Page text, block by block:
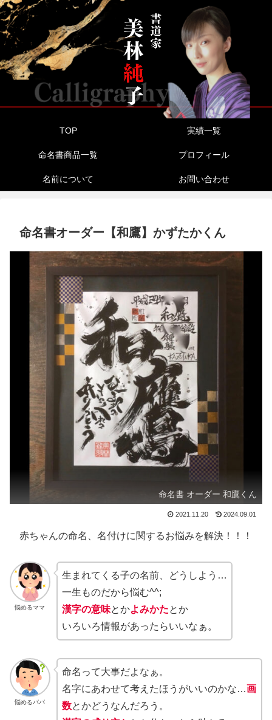
TOP 実績一覧
命名書商品一覧 プロフィール
名前について お問い合わせ
命名書オーダー【和鷹】かずたかくん
命名書 オーダー 和鷹くん
2021.11.20 2024.09.01
赤ちゃんの命名、名付けに関するお悩みを解決！！！
悩めるママ
生まれてくる子の名前、どうしよう…
一生ものだから悩む^^;
漢字の意味とかよみかたとか
いろいろ情報があったらいいなぁ。
悩めるパパ
命名って大事だよなぁ。
名字にあわせて考えたほうがいいのかな…画
数とかどうなんだろう。